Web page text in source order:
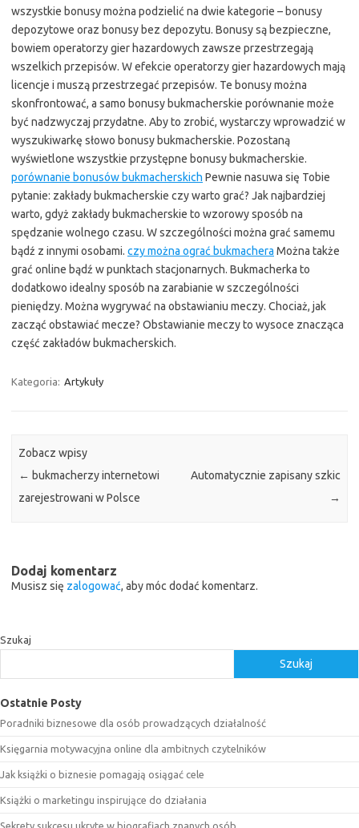
wszystkie bonusy można podzielić na dwie kategorie – bonusy
depozytowe oraz bonusy bez depozytu. Bonusy są bezpieczne,
bowiem operatorzy gier hazardowych zawsze przestrzegają
wszelkich przepisów. W efekcie operatorzy gier hazardowych mają
licencje i muszą przestrzegać przepisów. Te bonusy można
skonfrontować, a samo bonusy bukmacherskie porównanie może
być nadzwyczaj przydatne. Aby to zrobić, wystarczy wprowadzić w
wyszukiwarkę słowo bonusy bukmacherskie. Pozostaną
wyświetlone wszystkie przystępne bonusy bukmacherskie.
porównanie bonusów bukmacherskich Pewnie nasuwa się Tobie
pytanie: zakłady bukmacherskie czy warto grać? Jak najbardziej
warto, gdyż zakłady bukmacherskie to wzorowy sposób na
spędzanie wolnego czasu. W szczególności można grać samemu
bądź z innymi osobami. czy można ograć bukmachera Można także
grać online bądź w punktach stacjonarnych. Bukmacherka to
dodatkowo idealny sposób na zarabianie w szczególności
pieniędzy. Można wygrywać na obstawianiu meczy. Chociaż, jak
zacząć obstawiać mecze? Obstawianie meczy to wysoce znacząca
część zakładów bukmacherskich.
Kategoria: Artykuły
Zobacz wpisy
← bukmacherzy internetowi
zarejestrowani w Polsce
Automatycznie zapisany szkic
→
Dodaj komentarz
Musisz się zalogować, aby móc dodać komentarz.
Szukaj
Szukaj
Ostatnie Posty
Poradniki biznesowe dla osób prowadzących działalność
Księgarnia motywacyjna online dla ambitnych czytelników
Jak książki o biznesie pomagają osiągać cele
Książki o marketingu inspirujące do działania
Sekrety sukcesu ukryte w biografiach znanych osób